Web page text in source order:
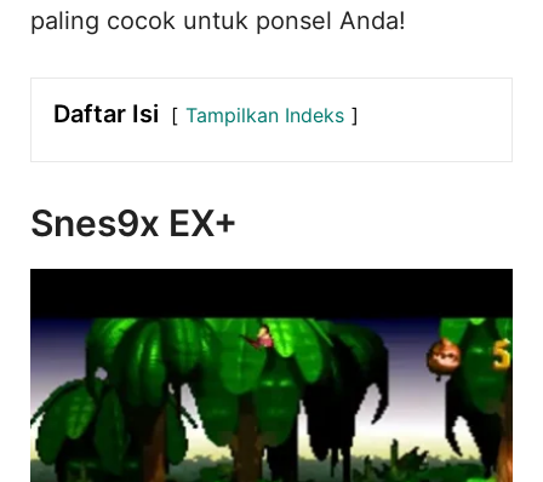
paling cocok untuk ponsel Anda!
Daftar Isi Tampilkan Indeks
Snes9x EX+